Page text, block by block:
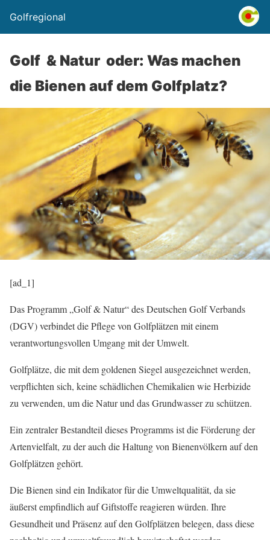
Golfregional
Golf & Natur oder: Was machen
die Bienen auf dem Golfplatz?
[ad_1]
Das Programm „Golf & Natur“ des Deutschen Golf Verbands
(DGV) verbindet die Pflege von Golfplätzen mit einem
verantwortungsvollen Umgang mit der Umwelt.
Golfplätze, die mit dem goldenen Siegel ausgezeichnet werden,
verpflichten sich, keine schädlichen Chemikalien wie Herbizide
zu verwenden, um die Natur und das Grundwasser zu schützen.
Ein zentraler Bestandteil dieses Programms ist die Förderung der
Artenvielfalt, zu der auch die Haltung von Bienenvölkern auf den
Golfplätzen gehört.
Die Bienen sind ein Indikator für die Umweltqualität, da sie
äußerst empfindlich auf Giftstoffe reagieren würden. Ihre
Gesundheit und Präsenz auf den Golfplätzen belegen, dass diese